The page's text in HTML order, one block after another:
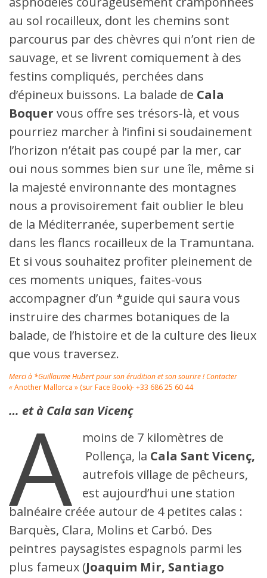
au sol rocailleux, dont les chemins sont
parcourus par des chèvres qui n’ont rien de
sauvage, et se livrent comiquement à des
festins compliqués, perchées dans
d’épineux buissons. La balade de Cala
Boquer vous offre ses trésors-là, et vous
pourriez marcher à l’infini si soudainement
l’horizon n’était pas coupé par la mer, car
oui nous sommes bien sur une île, même si
la majesté environnante des montagnes
nous a provisoirement fait oublier le bleu
de la Méditerranée, superbement sertie
dans les flancs rocailleux de la Tramuntana.
Et si vous souhaitez profiter pleinement de
ces moments uniques, faites-vous
accompagner d’un *guide qui saura vous
instruire des charmes botaniques de la
balade, de l’histoire et de la culture des lieux
que vous traversez.
Merci à *Guillaume Hubert pour son érudition et son sourire ! Contacter
«Another Mallorca » (sur Face Book)- +33 686 25 60 44
… et à Cala san Vicenç
A
moins de 7 kilomètres de
Pollença, la Cala Sant Vicenç,
autrefois village de pêcheurs,
est aujourd’hui une station
balnéaire créée autour de 4 petites calas :
Barquès, Clara, Molins et Carbó. Des
peintres paysagistes espagnols parmi les
plus fameux (Joaquim Mir, Santiago